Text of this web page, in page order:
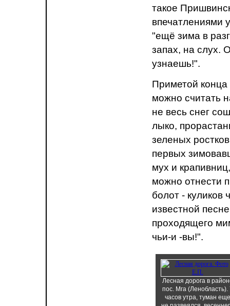
такое
впечатлениями
"ещё зима в
запах, на слух.
узнаешь!".
Приметой конца
можно считать
не весь снег
лыко,
зеленых
первых
мух и
можно отнести
болот - куликов
известной
проходящего
чьи-и -вы!".
Лесная дорога в
пос. Мга (Ленобласть).
часов утра, туман еще